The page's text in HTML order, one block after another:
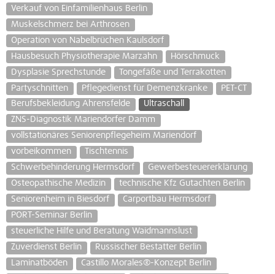
Verkauf von Einfamilienhaus Berlin
Muskelschmerz bei Arthrosen
Operation von Nabelbrüchen Kaulsdorf
Hausbesuch Physiotherapie Marzahn
Hörschmuck
Dysplasie Sprechstunde
Tongefäße und Terrakotten
Partyschnitten
Pflegedienst für Demenzkranke
PET-CT
Berufsbekleidung Ahrensfelde
Ultraschall
ZNS-Diagnostik Mariendorfer Damm
vollstationäres Seniorenpflegeheim Mariendorf
vorbeikommen
Tischtennis
Schwerbehinderung Hermsdorf
Gewerbesteuererklärung
Osteopathische Medizin
technische Kfz Gutachten Berlin
Seniorenheim in Biesdorf
Carportbau Hermsdorf
PORT-Seminar Berlin
steuerliche Hilfe und Beratung Waidmannslust
Zuverdienst Berlin
Russischer Bestatter Berlin
Laminatböden
Castillo Morales®-Konzept Berlin